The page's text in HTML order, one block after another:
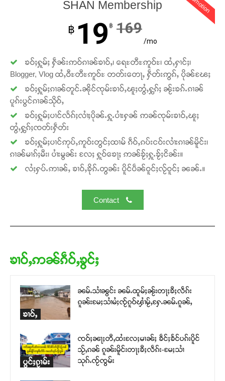
တႃႇႁႂ်ႈသဵင်ၵၢင်ၸႂ်ၵူၼ်းမိူင်း ၵူႈတီႈၵူႈလႅၼ်ပေႃးတေၸွ
တ်ႇ တူဝ်ႈလုမ်ႈၾႃႉၼၼ်ႉ ၶဝ်ႈႁူမ်ႈၵမ်ႉထႅမ် ၸုမ်းၶၢ
ဝ်ႇၽူႈတွႆႇႁွၵ်ႈ လႆႈယူႇၶႃႈဢေႃႈ။
Donate Now
SHAN Membership
฿ 19 ฿ 169
/mo
ၶဝ်ႈႁူမ်ႈ ႁဵၼ်းဢဝ်ၵၢၼ်ၶၢဝ်ႇ၊ ရေႊတီႊဢူဝ်ႊ၊ ထႆႇႁၢင်ႈ၊
Blogger, Vlog ထႆႇဝီႊတီႊဢူဝ်ႊ တတ်းတေႃႇ ႁဵတ်းဢွၵ်ႇ ပိုၼ်ၽႄႈ
ၶဝ်ႈႁူမ်ႈၵၢၼ်တူင်ႉၼိုင်ၸုမ်းၶၢဝ်ႇၽူႈတွႆႇႁွၵ်ႈ ၼႂ်းၶၵ်ႉၵၢၼ်
ပူၵ်းပွင်ၵၢၼ်သိုဝ်ႇ
ၶဝ်ႈႁူမ်ႈပၢင်လႅၵ်ႈလၢႆႈပိုၼ်ႉႁူႉပၢႆးႁၼ် ဢၼ်ၸုမ်းၶၢဝ်ႇၽူႈ
တွႆႇႁွၵ်ႈၸတ်းႁဵတ်း
ၶဝ်ႈႁူမ်ႈပၢင်ဢုပ်ႇဢူဝ်းတွင်ႈထၢမ် ၵဵဝ်ႇၵပ်းငဝ်းလၢႆးၵၢၼ်မိူင်း၊
ၵၢၼ်မၢၵ်ႈမီး၊ ပၢႆးမွၼ်း လႄႈ ႁူဝ်ၶေႃႈ ဢၼ်ၶႂ်ႈႁူႉၶႂ်ႈငိၼ်း။
လႆႈႁပ်ႉဢၢၼ်ႇ ၶၢဝ်ႇၶိုၵ်ႉတွၼ်း ပိူင်ပဵၼ်ဝူင်ႈလႂ်ဝူင်ႈ ၼၼ်ႉ။
Contact
ၶၢဝ်ႇဢၼ်ၵဵဝ်ႇၶွင်ႈ
ၶၢဝ်ႇ
ၼမ်ႉသၢႆၼွင်း ၼမ်ႉထူမ်ႈၼႂ်းတႃႈၶီႈလဵၵ်း
ၵူၼ်းမႄႈသၢႆမႆႈၸႂ်ၵူဝ်ၾၢႆမႂ်ႇႁႄႉၼမ်ႉၵူၼ်ႇ
ပွင်ႈၵႂၢမ်း
ၸဝ်ႈၼႃႈတီႇထႆးလႄႈမၢၼ်ႈ ၶဵင်ႈၶႅင်ပၵ်းပိူင်
သႂ်ႇၵၼ် ၵူၼ်းမိူင်းတႃႈၶီႈလဵၵ်း-မႄႈသၢႆ
သုၵ်ႉၸႂ်ၸွမ်း